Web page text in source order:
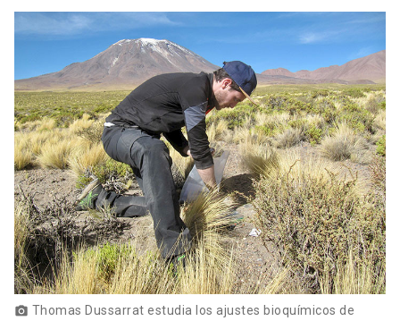
Alumni launch
Padres y familia
Vecinos launch
Mi Cuenta UC launch
Correo UC launch
Mi Portal UC launch
Medios Biblioteca launch
Donaciones launch
photo_camera Thomas Dussarrat estudia los ajustes bioquímicos de